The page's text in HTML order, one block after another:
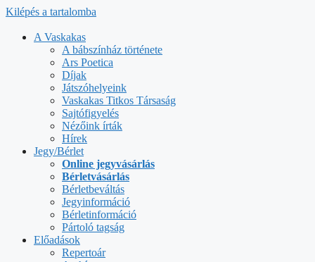
Kilépés a tartalomba
A Vaskakas
A bábszínház története
Ars Poetica
Díjak
Játszóhelyeink
Vaskakas Titkos Társaság
Sajtófigyelés
Nézőink írták
Hírek
Jegy/Bérlet
Online jegyvásárlás
Bérletvásárlás
Bérletbeváltás
Jegyinformáció
Bérletinformáció
Pártoló tagság
Előadások
Repertoár